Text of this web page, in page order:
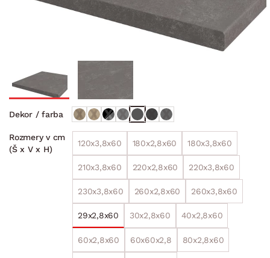
Dekor / farba
Rozmery v cm
(Š x V x H)
120x3,8x60 180x2,8x60 180x3,8x60
210x3,8x60 220x2,8x60 220x3,8x60
230x3,8x60 260x2,8x60 260x3,8x60
29x2,8x60 30x2,8x60 40x2,8x60
60x2,8x60 60x60x2,8 80x2,8x60